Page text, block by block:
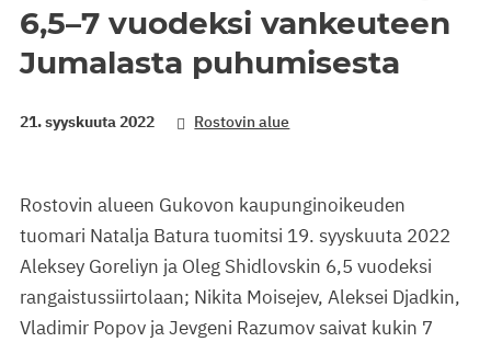
6,5–7 vuodeksi vankeuteen
Jumalasta puhumisesta
21. syyskuuta 2022 Rostovin alue
Rostovin alueen Gukovon kaupunginoikeuden
tuomari Natalja Batura tuomitsi 19. syyskuuta 2022
Aleksey Goreliyn ja Oleg Shidlovskin 6,5 vuodeksi
rangaistussiirtolaan; Nikita Moisejev, Aleksei Djadkin,
Vladimir Popov ja Jevgeni Razumov saivat kukin 7